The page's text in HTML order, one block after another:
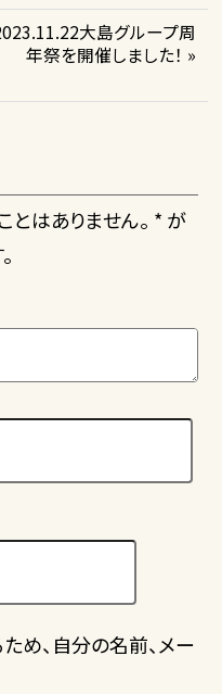
大島グループ周
年祭を開催しました！ »
とはありません。 * が
め、自分の名前、メー